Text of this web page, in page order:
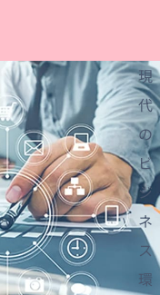
現
代
の
ビ
ジ
ネ
ス
環